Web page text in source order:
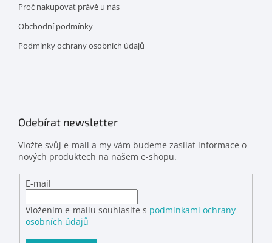
Proč nakupovat právě u nás
Obchodní podmínky
Podmínky ochrany osobních údajů
Odebírat newsletter
Vložte svůj e-mail a my vám budeme zasílat informace o
nových produktech na našem e-shopu.
E-mail
Vložením e-mailu souhlasíte s podmínkami ochrany
osobních údajů